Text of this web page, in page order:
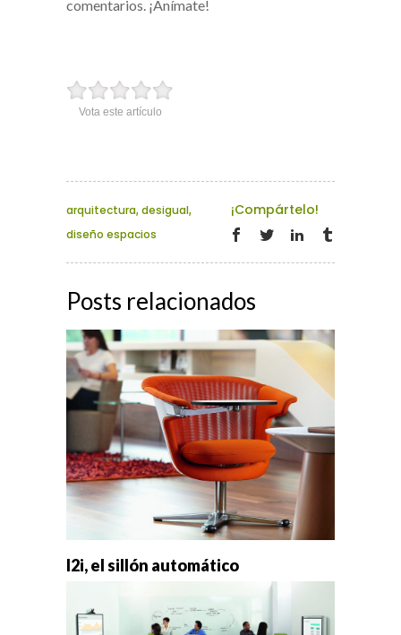
comentarios. ¡Anímate!
Vota este artículo
arquitectura, desigual,
diseño espacios
¡Compártelo!
Posts relacionados
I2i, el sillón automático